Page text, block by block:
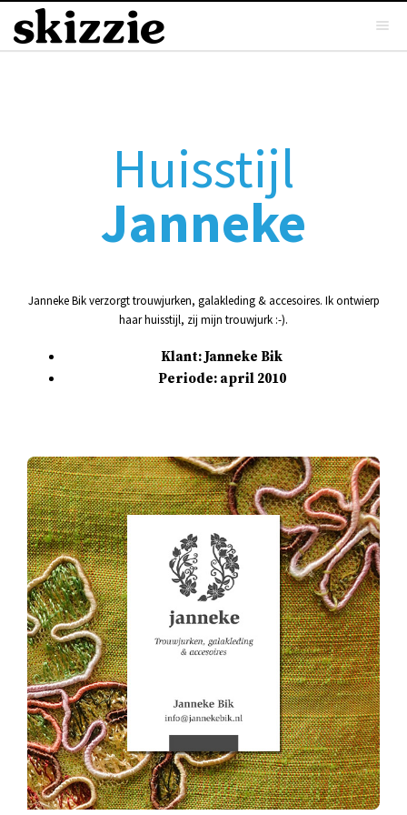
Huisstijl
Janneke
Janneke Bik verzorgt trouwjurken, galakleding & accesoires. Ik ontwierp
haar huisstijl, zij mijn trouwjurk :-).
Klant: Janneke Bik
Periode: april 2010